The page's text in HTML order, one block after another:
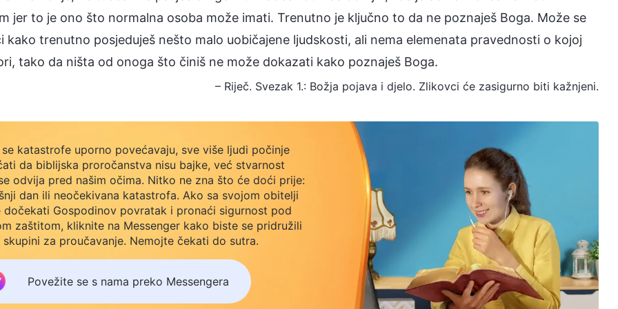
jer to je ono što normalna osoba može imati. Trenutno je ključno to da ne poznaješ Boga. Može se
kako trenutno posjeduješ nešto malo uobičajene ljudskosti, ali nema elemenata pravednosti o kojoj
tako da ništa od onoga što činiš ne može dokazati kako poznaješ Boga.
– Riječ. Svezak 1.: Božja pojava i djelo. Zlikovci će zasigurno biti kažnjeni.
katastrofe uporno povećavaju, sve više ljudi počinje
da biblijska proročanstva nisu bajke, već stvarnost
odvija pred našim očima. Nitko ne zna što će doći prije:
dan ili neočekivana katastrofa. Ako sa svojom obitelji
dočekati Gospodinov povratak i pronaći sigurnost pod
zaštitom, kliknite na Messenger kako biste se pridružili
skupini za proučavanje. Nemojte čekati do sutra.
Povežite se s nama preko Messengera